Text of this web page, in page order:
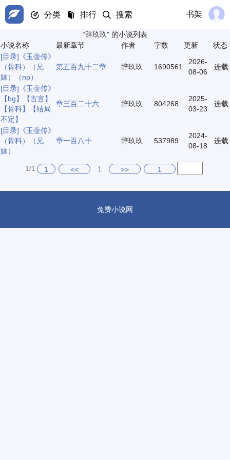
分类 排行 搜索 书架
“辞玖玖” 的小说列表
小说名称
最新章节 作者 字数 更新
状态
[目录] 《玉壶传》
（骨科）（兄
妹）（np）
第五百九十二章 辞玖玖 1690561
2026-
08-06
连载
[目录] 《玉壶传》
【bg】【古言】
【骨科】【结局
不定】
章三百二十六 辞玖玖 804268
2025-
03-23
连载
[目录] 《玉壶传》
（骨科）（兄
妹）
章一百八十 辞玖玖 537989
2024-
08-18
连载
1/1 1 << 1 >> 1
免费小说网